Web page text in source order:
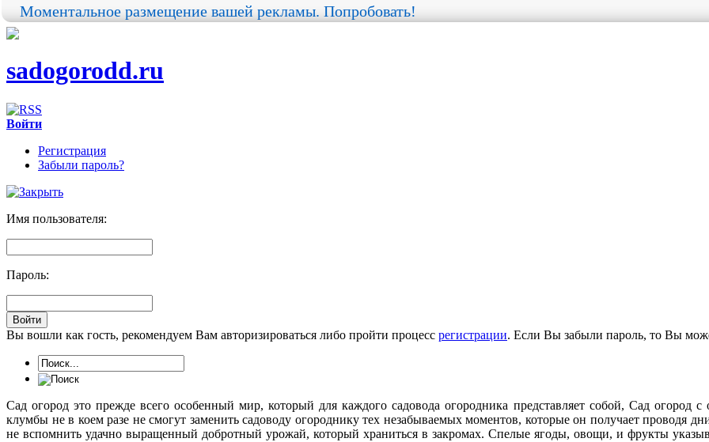
Моментальное размещение вашей рекламы. Попробовать!
sadogorodd.ru
Войти
Регистрация
Забыли пароль?
Имя пользователя:
Пароль:
Вы вошли как гость, рекомендуем Вам авторизироваться либо пройти процесс регистрации. Если Вы забыли пароль, то Вы
Сад огород это прежде всего особенный мир, который для каждого садовода огородника представляет собой, Cад
клумбы не в коем разе не смогут заменить садоводу огороднику тех незабываемых моментов, которые он получает
не вспомнить удачно выращенный добротный урожай, который храниться в закромах. Спелые ягоды, овощи, и фрукты